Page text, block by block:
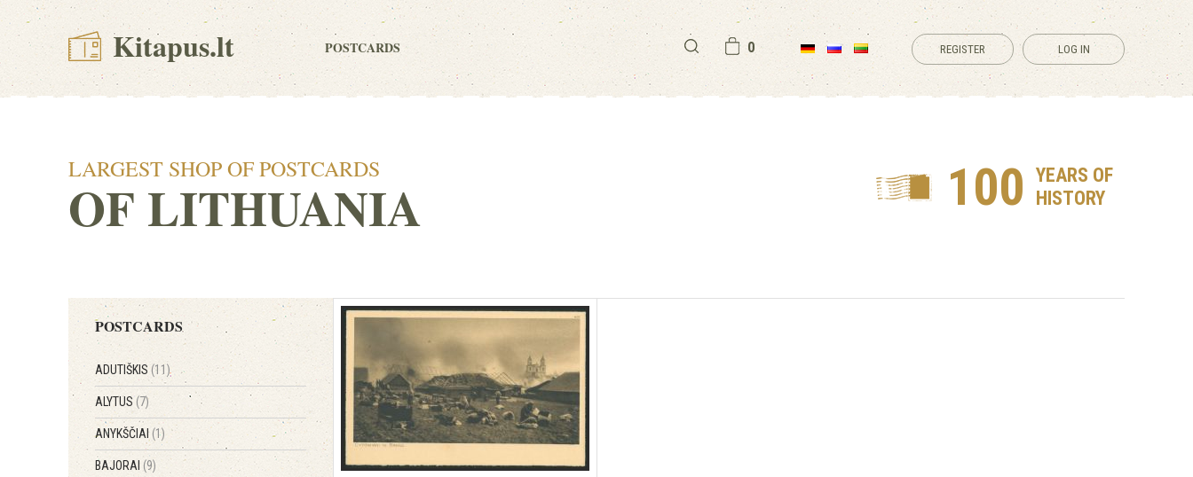
Kitapus.lt POSTCARDS 0 REGISTER LOG IN
LARGEST SHOP OF POSTCARDS
OF LITHUANIA 100 YEARS OF
HISTORY
POSTCARDS
ADUTIŠKIS (11)
ALYTUS (7)
ANYKŠČIAI(1)
BAJORAI (9)